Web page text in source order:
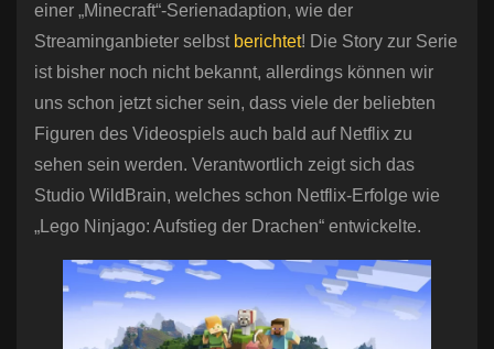
einer „Minecraft“-Serienadaption, wie der
Streaminganbieter selbst berichtet! Die Story zur Serie
ist bisher noch nicht bekannt, allerdings können wir
uns schon jetzt sicher sein, dass viele der beliebten
Figuren des Videospiels auch bald auf Netflix zu
sehen sein werden. Verantwortlich zeigt sich das
Studio WildBrain, welches schon Netflix-Erfolge wie
„Lego Ninjago: Aufstieg der Drachen“ entwickelte.